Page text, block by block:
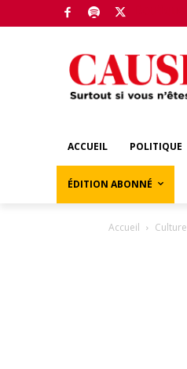
ACCUEIL POLITIQUE
ÉDITION ABONNÉ
Accueil Culture